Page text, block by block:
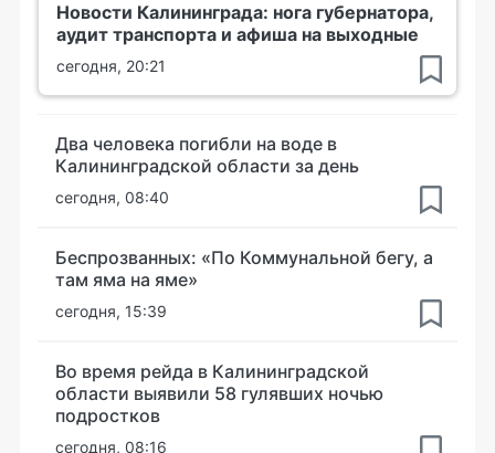
Новости Калининграда: нога губернатора,
аудит транспорта и афиша на выходные
сегодня, 20:21
Два человека погибли на воде в
Калининградской области за день
сегодня, 08:40
Беспрозванных: «По Коммунальной бегу, а
там яма на яме»
сегодня, 15:39
Во время рейда в Калининградской
области выявили 58 гулявших ночью
подростков
сегодня, 08:16